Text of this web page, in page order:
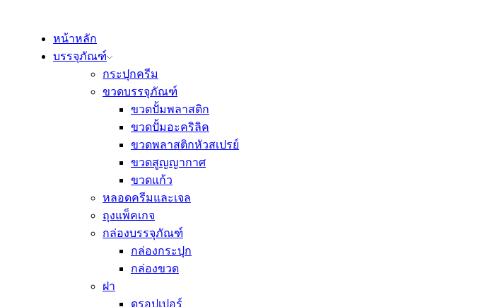
หน้าหลัก
บรรจุภัณฑ์
กระปุกครีม
ขวดบรรจุภัณฑ์
ขวดปั้มพลาสติก
ขวดปั้มอะคริลิค
ขวดพลาสติกหัวสเปรย์
ขวดสูญญากาศ
ขวดแก้ว
หลอดครีมและเจล
ถุงแพ็คเกจ
กล่องบรรจุภัณฑ์
กล่องกระปุก
กล่องขวด
ฝา
ดรอปเปอร์